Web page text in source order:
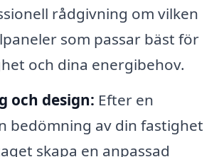
rådgivning om vilken
som passar bäst för
och dina energibehov.
och design: Efter en
bedömning av din fastighet
skapa en anpassad